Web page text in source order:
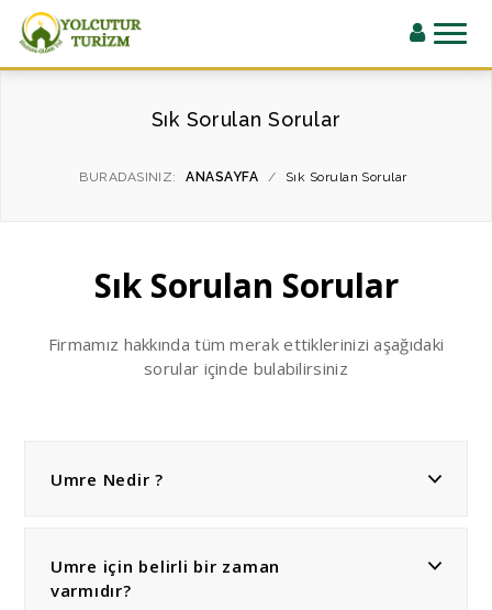
Sık Sorulan Sorular
BURADASINIZ: ANASAYFA / Sık Sorulan Sorular
Sık Sorulan Sorular
Firmamız hakkında tüm merak ettiklerinizi aşağıdaki
sorular içinde bulabilirsiniz
Umre Nedir ?
Umre için belirli bir zaman
varmıdır?